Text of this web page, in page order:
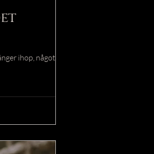
ihop, något som